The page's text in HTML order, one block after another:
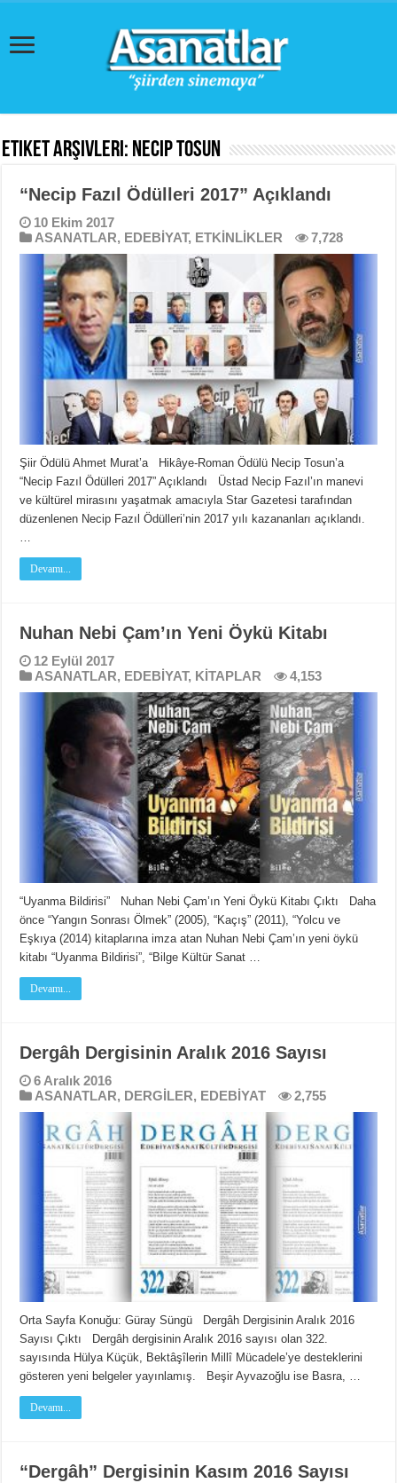
Etiket Arşivleri: Necip Tosun
“Necip Fazıl Ödülleri 2017” Açıklandı
10 Ekim 2017
ASANATLAR, EDEBİYAT, ETKİNLİKLER 7,728
Şiir Ödülü Ahmet Murat’a Hikâye-Roman Ödülü Necip Tosun’a
“Necip Fazıl Ödülleri 2017” Açıklandı Üstad Necip Fazıl’ın manevi
ve kültürel mirasını yaşatmak amacıyla Star Gazetesi tarafından
düzenlenen Necip Fazıl Ödülleri’nin 2017 yılı kazananları açıklandı.
Devamı...
Nuhan Nebi Çam’ın Yeni Öykü Kitabı
12 Eylül 2017
ASANATLAR, EDEBİYAT, KİTAPLAR 4,153
“Uyanma Bildirisi” Nuhan Nebi Çam’ın Yeni Öykü Kitabı Çıktı Daha
önce “Yangın Sonrası Ölmek” (2005), “Kaçış” (2011), “Yolcu ve
Eşkıya (2014) kitaplarına imza atan Nuhan Nebi Çam’ın yeni öykü
kitabı “Uyanma Bildirisi”, “Bilge Kültür Sanat …
Devamı...
Dergâh Dergisinin Aralık 2016 Sayısı
6 Aralık 2016
ASANATLAR, DERGİLER, EDEBİYAT 2,755
Orta Sayfa Konuğu: Güray Süngü Dergâh Dergisinin Aralık 2016
Sayısı Çıktı Dergâh dergisinin Aralık 2016 sayısı olan 322.
sayısında Hülya Küçük, Bektâşîlerin Millî Mücadele’ye desteklerini
gösteren yeni belgeler yayınlamış. Beşir Ayvazoğlu ise Basra, …
Devamı...
“Dergâh” Dergisinin Kasım 2016 Sayısı